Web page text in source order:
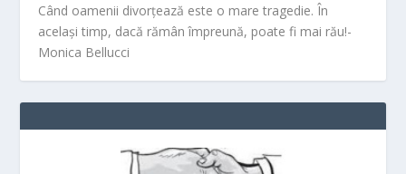
Când oamenii divorțează este o mare tragedie. În
același timp, dacă rămân împreună, poate fi mai rău!-
Monica Bellucci